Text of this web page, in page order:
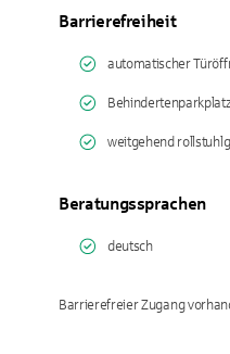
Barrierefreiheit
automatischer
weitgehend
Beratungssprachen
deutsch
Barrierefreier Zugang